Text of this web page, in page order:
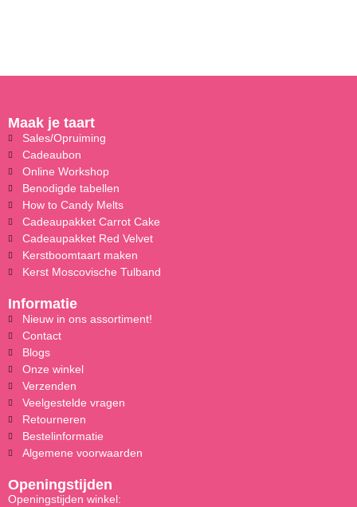
Maak je taart
Sales/Opruiming
Cadeaubon
Online Workshop
Benodigde tabellen
How to Candy Melts
Cadeaupakket Carrot Cake
Cadeaupakket Red Velvet
Kerstboomtaart maken
Kerst Moscovische Tulband
Informatie
Nieuw in ons assortiment!
Contact
Blogs
Onze winkel
Verzenden
Veelgestelde vragen
Retourneren
Bestelinformatie
Algemene voorwaarden
Openingstijden
Openingstijden winkel: